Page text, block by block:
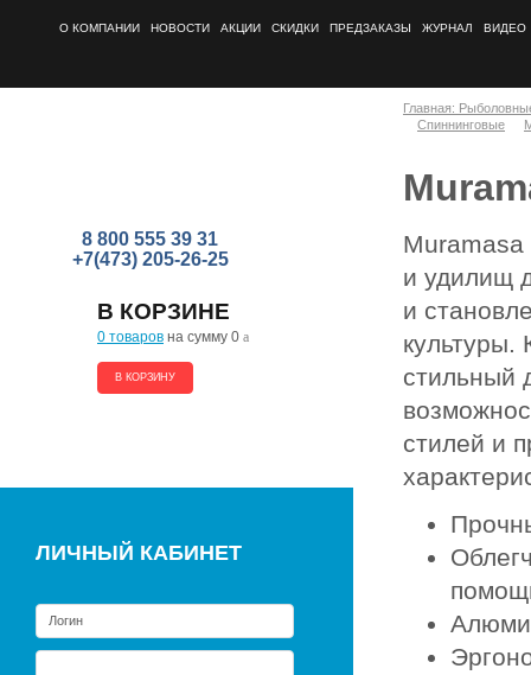
О КОМПАНИИ НОВОСТИ АКЦИИ СКИДКИ ПРЕДЗАКАЗЫ ЖУРНАЛ ВИДЕО
8 800 555 39 31
+7(473) 205-26-25
В КОРЗИНЕ
0 товаров на сумму 0 a
В КОРЗИНУ
ЛИЧНЫЙ КАБИНЕТ
Главная:
Спиннинговые
Muramasa
и удилищ
и
культуры.
стильный
стилей и